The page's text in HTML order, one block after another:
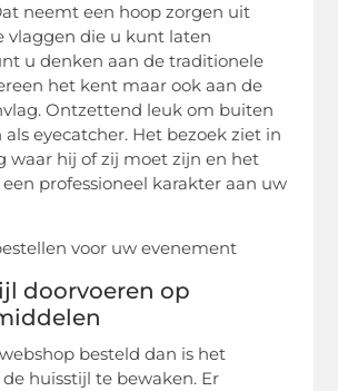
neemt een hoop zorgen uit
vlaggen die u kunt laten
u denken aan de traditionele
het kent maar ook aan de
Ontzettend leuk om buiten
eyecatcher. Het bezoek ziet in
waar hij of zij moet zijn en het
professioneel karakter aan uw
doorvoeren op
besteld dan is het
huisstijl te bewaken. Er